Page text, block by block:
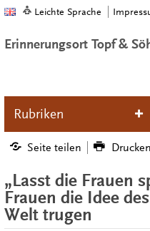
Leichte Sprache
Erinnerungsort Topf &
Rubriken
Seite teilen Drucken
„Lasst die Frauen
Frauen die Idee
Welt trugen